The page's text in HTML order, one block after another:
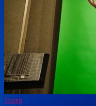
Театр